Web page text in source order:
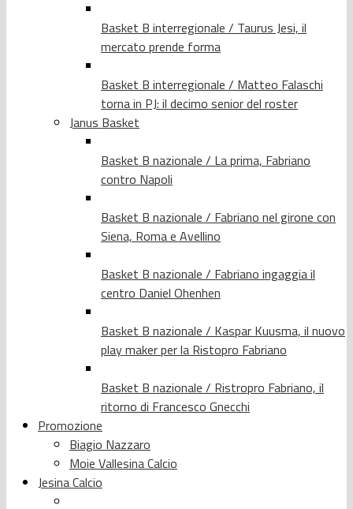
Basket B interregionale / Taurus Jesi, il
mercato prende forma
Basket B interregionale / Matteo Falaschi
torna in PJ: il decimo senior del roster
Janus Basket
Basket B nazionale / La prima, Fabriano
contro Napoli
Basket B nazionale / Fabriano nel girone con
Siena, Roma e Avellino
Basket B nazionale / Fabriano ingaggia il
centro Daniel Ohenhen
Basket B nazionale / Kaspar Kuusma, il nuovo
play maker per la Ristopro Fabriano
Basket B nazionale / Ristropro Fabriano, il
ritorno di Francesco Gnecchi
Promozione
Biagio Nazzaro
Moie Vallesina Calcio
Jesina Calcio